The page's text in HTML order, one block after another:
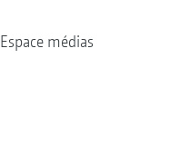
Espace médias